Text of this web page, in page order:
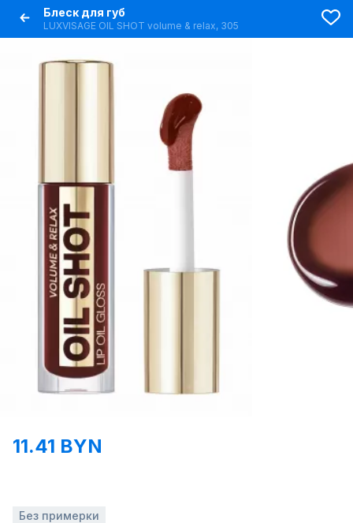
Блеск для губ
LUXVISAGE OIL SHOT volume & relax, 305
11.41 BYN
Без примерки